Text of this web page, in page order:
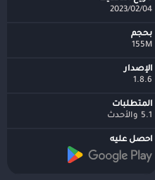
04‏/02‏/2023
بحجم
155M
الإصدار
1.8.6
المتطلبات
5.1 والأحدث
احصل عليه